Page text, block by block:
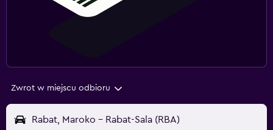
Zwrot w miejscu odbioru
Rabat, Maroko - Rabat-Sala (RBA)